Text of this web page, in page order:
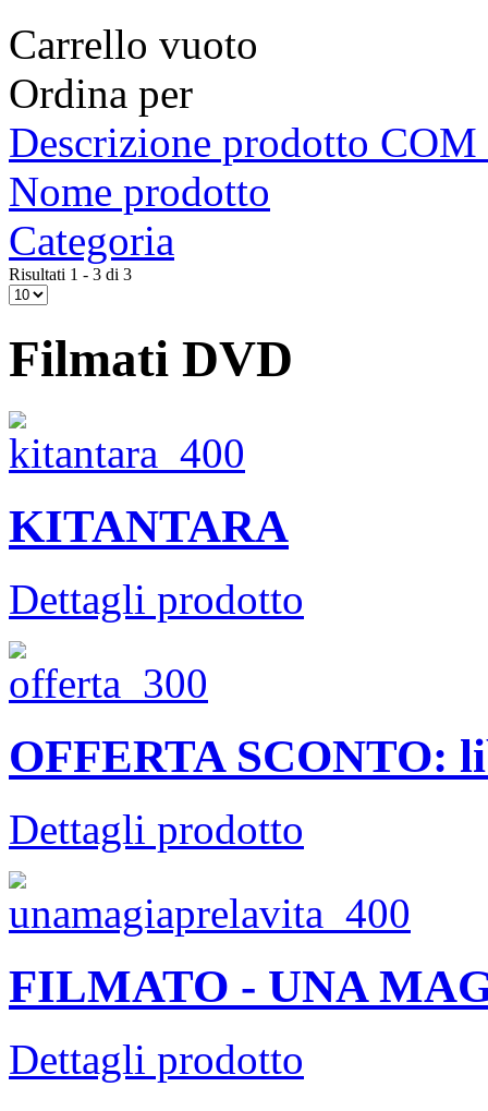
Carrello vuoto
Ordina per
Descrizione prodotto
Nome prodotto
Categoria
Risultati 1 - 3 di 3
Filmati DVD
KITANTARA
Dettagli prodotto
OFFERTA SCONTO:
Dettagli prodotto
FILMATO - UNA
Dettagli prodotto